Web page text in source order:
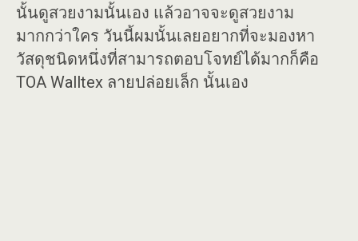
นั้นดูสวยงามนั้นเอง แล้วอาจจะดูสวยงาม
มากกว่าใคร วันนี้ผมนั้นเลยอยากที่จะมองหา
วัสดุชนิดหนึ่งที่สามารถตอบโจทย์ได้มากก็คือ
TOA Walltex ลายปล่อยเล็ก นั้นเอง